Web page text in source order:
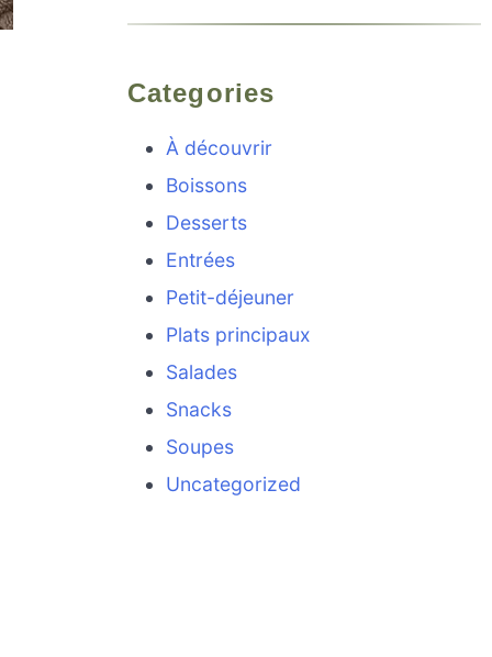
Categories
À découvrir
Boissons
Desserts
Entrées
Petit-déjeuner
Plats principaux
Salades
Snacks
Soupes
Uncategorized